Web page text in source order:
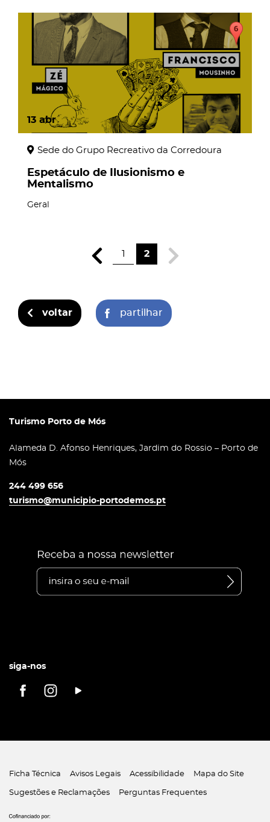
13 abr
Sede do Grupo Recreativo da Corredoura
Espetáculo de Ilusionismo e
Mentalismo
Geral
1 2
voltar partilhar
Turismo Porto de Mós
Alameda D. Afonso Henriques, Jardim do Rossio – Porto de
Mós
244 499 656
turismo@municipio-portodemos.pt
siga-nos
Ficha Técnica Avisos Legais Acessibilidade Mapa do Site
Sugestões e Reclamações Perguntas Frequentes